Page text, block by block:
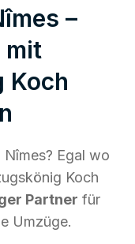
–
mit
Koch
Nîmes? Egal wo
Koch
Partner für
Umzüge.